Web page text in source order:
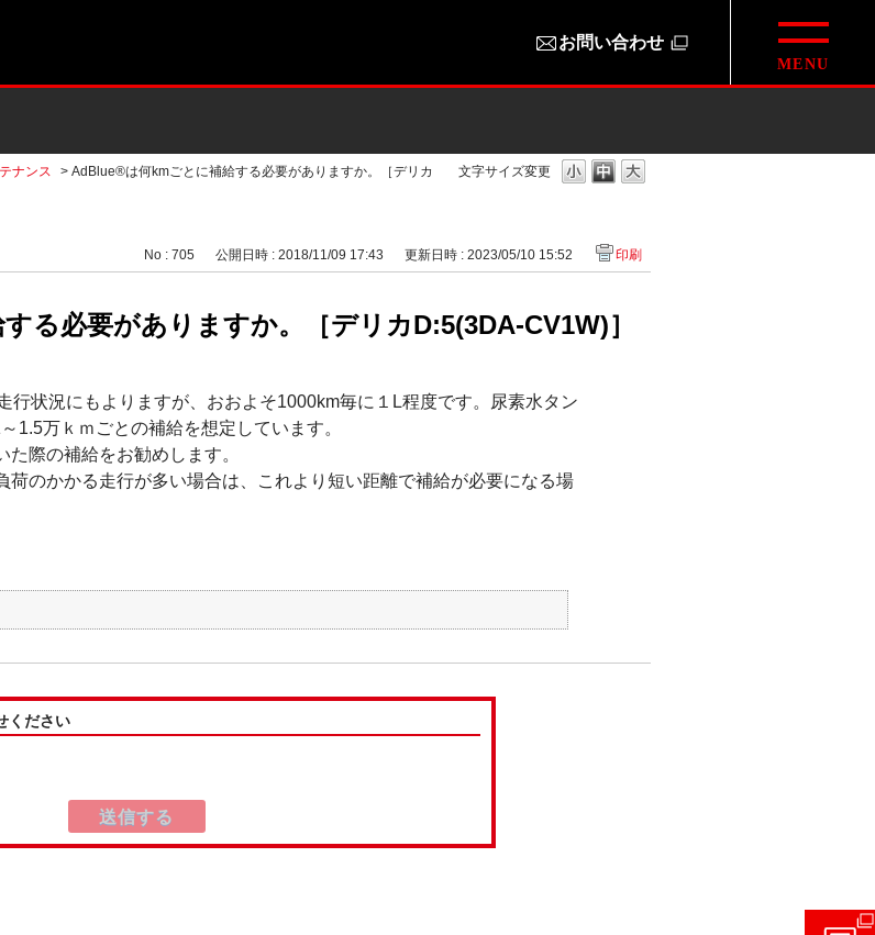
お問い合わせ
文字サイズ変更
ナンス > AdBlue®は何kmごとに補給する必要がありますか。［デリカ
No : 705 公開日時 : 2018/11/09 17:43 更新日時 : 2023/05/10 15:52 印刷
る必要がありますか。［デリカD:5(3DA-CV1W)］
行状況にもよりますが、おおよそ1000km毎に１L程度です。尿素水タン
1.5万ｋｍごとの補給を想定しています。
際の補給をお勧めします。
荷のかかる走行が多い場合は、これより短い距離で補給が必要になる場
ください